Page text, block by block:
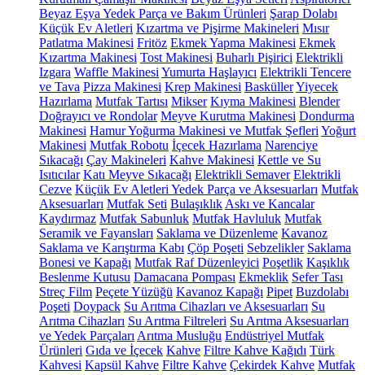
Beyaz Eşya Yedek Parça ve Bakım Ürünleri Şarap Dolabı
Küçük Ev Aletleri Kızartma ve Pişirme Makineleri Mısır
Patlatma Makinesi Fritöz Ekmek Yapma Makinesi Ekmek
Kızartma Makinesi Tost Makinesi Buharlı Pişirici Elektrikli
Izgara Waffle Makinesi Yumurta Haşlayıcı Elektrikli Tencere
ve Tava Pizza Makinesi Krep Makinesi BasküllerYiyecek
Hazırlama Mutfak Tartısı Mikser Kıyma Makinesi Blender
Doğrayıcı ve Rondolar Meyve Kurutma Makinesi Dondurma
Makinesi Hamur Yoğurma Makinesi ve Mutfak Şefleri Yoğurt
Makinesi Mutfak Robotu İçecek Hazırlama Narenciye
Sıkacağı Çay Makineleri Kahve Makinesi Kettle ve Su
Isıtıcılar Katı Meyve Sıkacağı Elektrikli Semaver Elektrikli
Cezve Küçük Ev Aletleri Yedek Parça ve Aksesuarları Mutfak
Aksesuarları Mutfak Seti Bulaşıklık Askı ve Kancalar
Kaydırmaz Mutfak Sabunluk Mutfak Havluluk Mutfak
Seramik ve Fayansları Saklama ve Düzenleme Kavanoz
Saklama ve Karıştırma Kabı Çöp Poşeti Sebzelikler Saklama
Bonesi ve Kapağı Mutfak Raf Düzenleyici Poşetlik Kaşıklık
Beslenme Kutusu Damacana Pompası Ekmeklik Sefer Tası
Streç Film Peçete Yüzüğü Kavanoz Kapağı Pipet Buzdolabı
Poşeti Doypack Su Arıtma Cihazları ve Aksesuarları Su
Arıtma Cihazları Su Arıtma Filtreleri Su Arıtma Aksesuarları
ve Yedek Parçaları Arıtma Musluğu Endüstriyel Mutfak
Ürünleri Gıda ve İçecek Kahve Filtre Kahve Kağıdı Türk
Kahvesi Kapsül Kahve Filtre Kahve Çekirdek Kahve Mutfak